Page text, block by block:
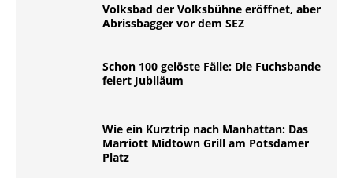
Volksbad der Volksbühne eröffnet, aber
Abrissbagger vor dem SEZ
Schon 100 gelöste Fälle: Die Fuchsbande
feiert Jubiläum
Wie ein Kurztrip nach Manhattan: Das
Marriott Midtown Grill am Potsdamer
Platz